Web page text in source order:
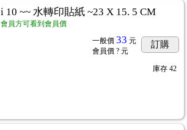
i 10 ~~ 水轉印貼紙 ~23 X 15. 5 CM
會員方可看到會員價
一般價 33 元
會員價 ? 元
訂購
庫存 42